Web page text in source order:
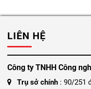
LIÊN HỆ
Công ty TNHH Công
Trụ sở chính : 90/251